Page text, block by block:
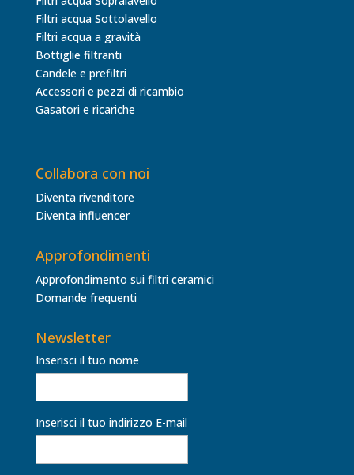
Filtri acqua Sottolavello
Filtri acqua a gravità
Bottiglie filtranti
Candele e prefiltri
Accessori e pezzi di ricambio
Gasatori e ricariche
Collabora con noi
Diventa rivenditore
Diventa influencer
Approfondimenti
Approfondimento sui filtri ceramici
Domande frequenti
Newsletter
Inserisci il tuo nome
Inserisci il tuo indirizzo E-mail